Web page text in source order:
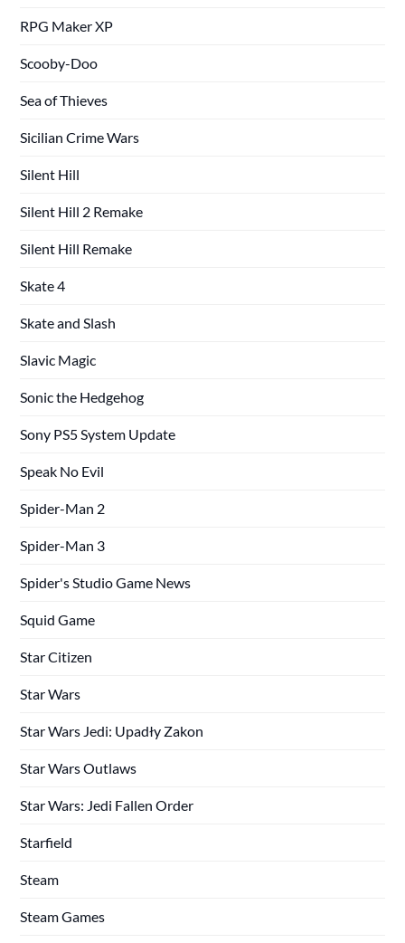
RPG Maker XP
Scooby-Doo
Sea of Thieves
Sicilian Crime Wars
Silent Hill
Silent Hill 2 Remake
Silent Hill Remake
Skate 4
Skate and Slash
Slavic Magic
Sonic the Hedgehog
Sony PS5 System Update
Speak No Evil
Spider-Man 2
Spider-Man 3
Spider's Studio Game News
Squid Game
Star Citizen
Star Wars
Star Wars Jedi: Upadły Zakon
Star Wars Outlaws
Star Wars: Jedi Fallen Order
Starfield
Steam
Steam Games